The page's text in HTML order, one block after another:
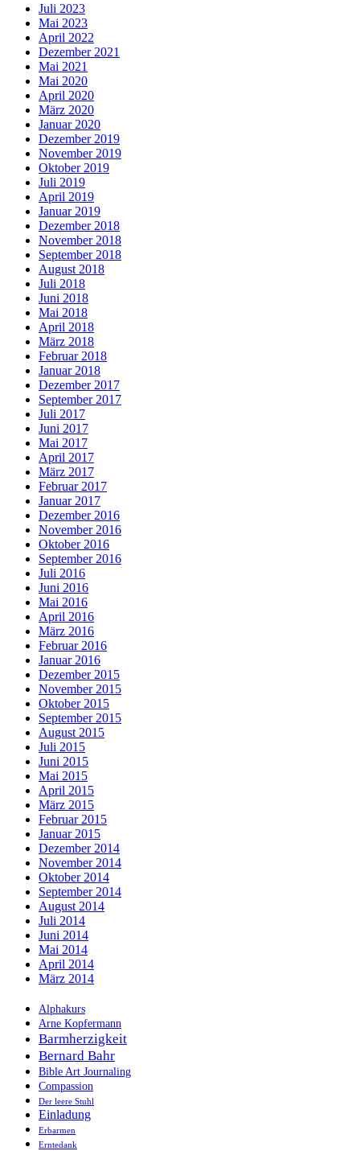
Juli 2023
Mai 2023
April 2022
Dezember 2021
Mai 2021
Mai 2020
April 2020
März 2020
Januar 2020
Dezember 2019
November 2019
Oktober 2019
Juli 2019
April 2019
Januar 2019
Dezember 2018
November 2018
September 2018
August 2018
Juli 2018
Juni 2018
Mai 2018
April 2018
März 2018
Februar 2018
Januar 2018
Dezember 2017
September 2017
Juli 2017
Juni 2017
Mai 2017
April 2017
März 2017
Februar 2017
Januar 2017
Dezember 2016
November 2016
Oktober 2016
September 2016
Juli 2016
Juni 2016
Mai 2016
April 2016
März 2016
Februar 2016
Januar 2016
Dezember 2015
November 2015
Oktober 2015
September 2015
August 2015
Juli 2015
Juni 2015
Mai 2015
April 2015
März 2015
Februar 2015
Januar 2015
Dezember 2014
November 2014
Oktober 2014
September 2014
August 2014
Juli 2014
Juni 2014
Mai 2014
April 2014
März 2014
Alphakurs
Arne Kopfermann
Barmherzigkeit
Bernard Bahr
Bible Art Journaling
Compassion
Der leere Stuhl
Einladung
Erbarmen
Erntedank